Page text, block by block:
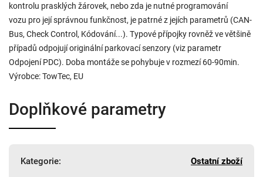
kontrolu prasklých žárovek, nebo zda je nutné programování
vozu pro její správnou funkčnost, je patrné z jejích parametrů (CAN-
Bus, Check Control, Kódování...). Typové přípojky rovněž ve většině
případů odpojují originální parkovací senzory (viz parametr
Odpojení PDC). Doba montáže se pohybuje v rozmezí 60-90min.
Výrobce: TowTec, EU
Doplňkové parametry
Kategorie: Ostatní zboží